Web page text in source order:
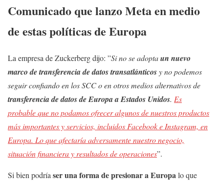
Comunicado que lanzo Meta en medio
de estas políticas de Europa
La empresa de Zuckerberg dijo: ”Si no se adoptaun nuevo
marco de transferencia de datos transatlánticosy no podemos
seguir confiando en los SCC o en otros medios alternativos de
transferencia de datos de Europa a Estados Unidos. Es
probable que no podamos ofrecer algunos de nuestros productos
más importantes y servicios, incluidos Facebook e Instagram, en
Europa. Lo que afectaría adversamente nuestro negocio,
situación financiera y resultados de operaciones”.
Si bien podría ser una forma de presionar a Europa lo que